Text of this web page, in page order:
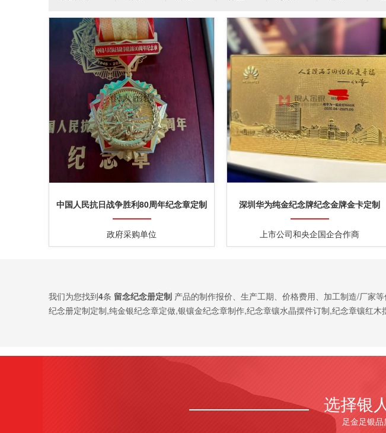
中国人民抗日战争胜利80周年纪念章定制
定做制作生产制造厂家
政府采购单位
深圳华为纯金纪念牌纪念金牌金卡定制
上市公司和央企国企合作商
我们为您找到4条 留念纪念册定制 产品的制作报价、生产工期、价格费用、加工制造/厂家
纪念册定制定制,纯金银纪念章定做,银镶金纪念章制作,纪念章镶水晶摆件订制,纪念章镶红木
选择银
足金足银